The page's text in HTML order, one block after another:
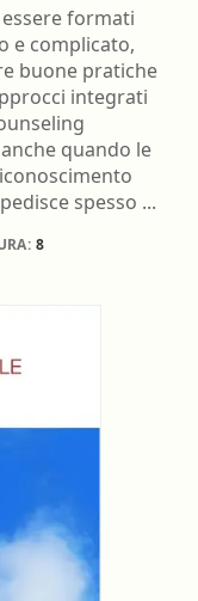
formati
e complicato,
buone pratiche
integrati
quando le
spesso ...
8